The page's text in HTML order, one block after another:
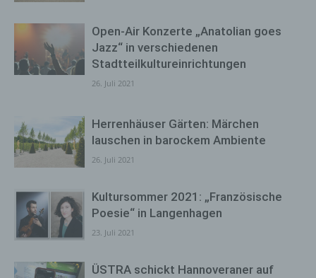
Open-Air Konzerte „Anatolian goes
Jazz“ in verschiedenen
Stadtteilkultureinrichtungen
26. Juli 2021
Herrenhäuser Gärten: Märchen
lauschen in barockem Ambiente
26. Juli 2021
Kultursommer 2021: „Französische
Poesie“ in Langenhagen
23. Juli 2021
ÜSTRA schickt Hannoveraner auf